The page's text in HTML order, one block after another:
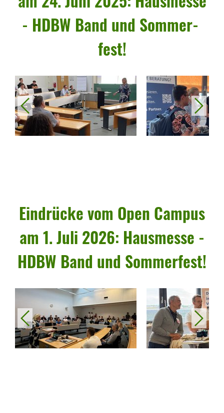
- HDBW Band und Sommer­
fest!
vorheriges nächstes
Eindrücke vom Open Campus
am 1. Juli 2026: Haus­messe -
HDBW Band und Sommer­fest!
vorheriges nächstes